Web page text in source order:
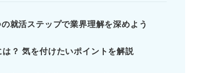
就活ステップで業界理解を深めよう
？ 気を付けたいポイントを解説